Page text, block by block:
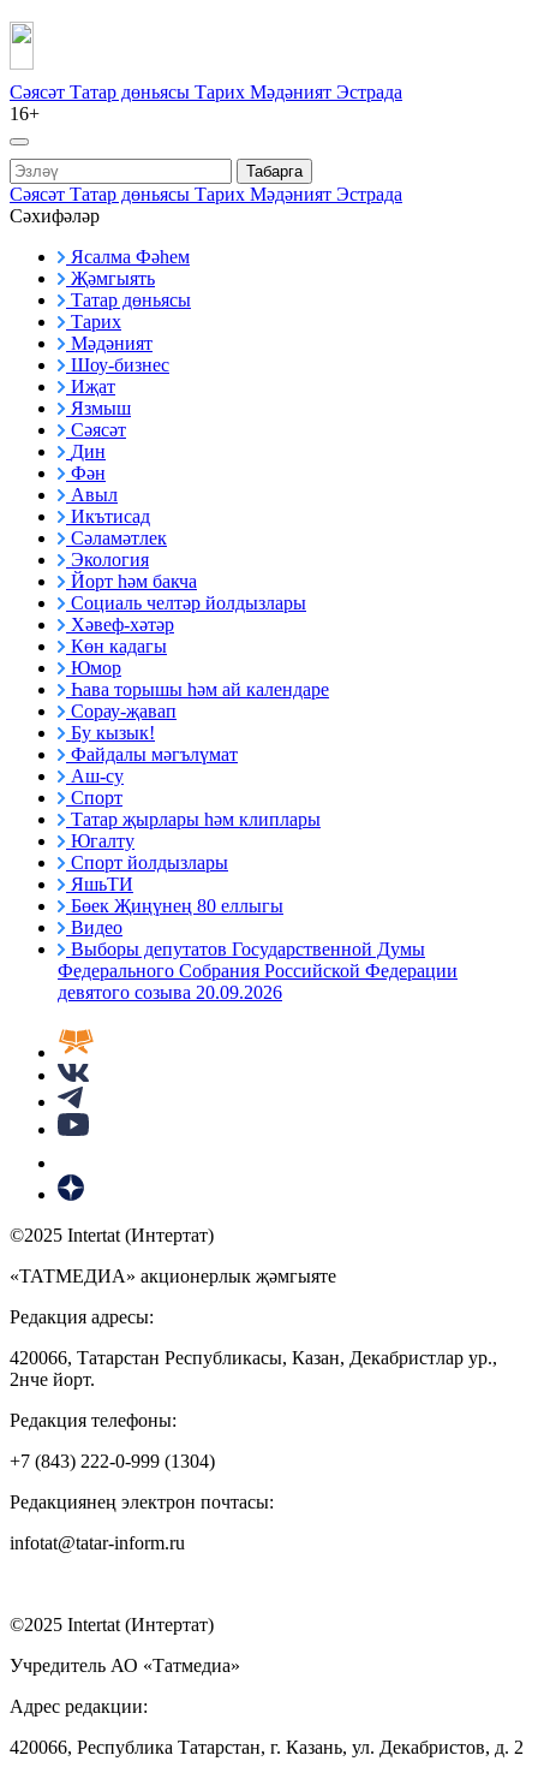
Сәясәт Татар дөньясы Тарих Мәдәният Эстрада
16+
Табарга
Сәясәт Татар дөньясы Тарих Мәдәният Эстрада
Сәхифәләр
Ясалма Фәһем
Җәмгыять
Татар дөньясы
Тарих
Мәдәният
Шоу-бизнес
Иҗат
Язмыш
Сәясәт
Дин
Фән
Авыл
Икътисад
Сәламәтлек
Экология
Йорт һәм бакча
Социаль челтәр йолдызлары
Хәвеф-хәтәр
Көн кадагы
Юмор
Һава торышы һәм ай календаре
Сорау-җавап
Бу кызык!
Файдалы мәгълүмат
Аш-су
Спорт
Татар җырлары һәм клиплары
Югалту
Спорт йолдызлары
ЯшьТИ
Бөек Җиңүнең 80 еллыгы
Видео
Выборы депутатов Государственной Думы
Федерального Собрания Российской Федерации
девятого созыва 20.09.2026
©2025 Intertat (Интертат)
«ТАТМЕДИА» акционерлык җәмгыяте
Редакция адресы:
420066, Татарстан Республикасы, Казан, Декабристлар ур.,
2нче йорт.
Редакция телефоны:
+7 (843) 222-0-999 (1304)
Редакциянең электрон почтасы:
infotat@tatar-inform.ru
©2025 Intertat (Интертат)
Учредитель АО «Татмедиа»
Адрес редакции:
420066, Республика Татарстан, г. Казань, ул. Декабристов, д. 2